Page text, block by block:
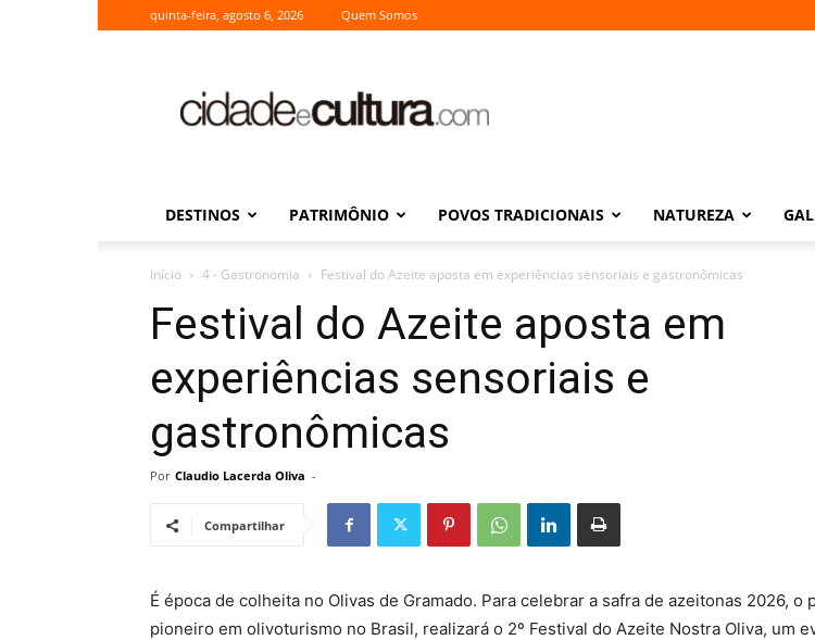
quinta-feira, agosto 6, 2026 Quem Somos
Cultura
DESTINOS PATRIMÔNIO POVOS TRADICIONAIS NATUREZA
Início 4 - Gastronomia Festival do Azeite aposta em experiências sensoriais e gastronômicas
Festival do Azeite aposta em
experiências sensoriais e
gastronômicas
Por Claudio Lacerda Oliva -
Compartilhar
É época de colheita no Olivas de Gramado. Para celebrar a safra de azeitonas 2026, o
pioneiro em olivoturismo no Brasil, realizará o 2º Festival do Azeite Nostra Oliva, um